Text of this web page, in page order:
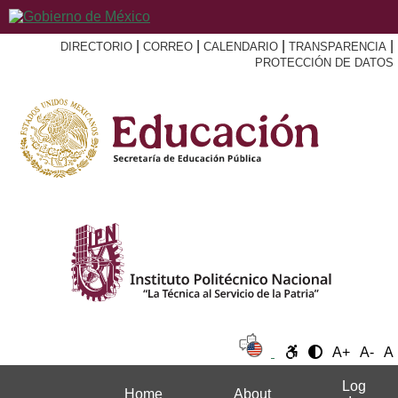
DIRECTORIO CORREO CALENDARIO TRANSPARENCIA
PROTECCIÓN DE DATOS
A+ A- A
Home About
Log